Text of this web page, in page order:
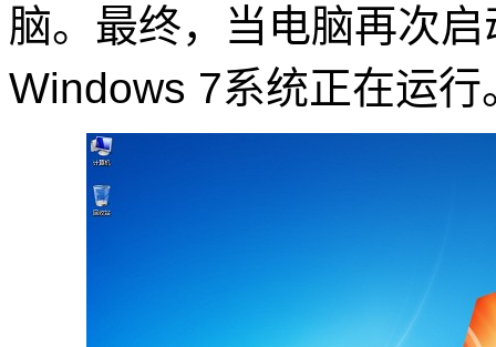
脑。最终，当电脑再次
Windows 7系统正在运行